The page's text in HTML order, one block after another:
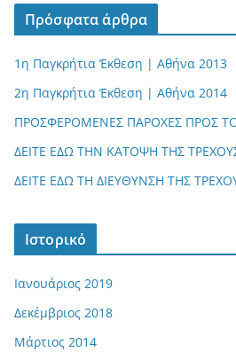
Πρόσφατα άρθρα
1η Παγκρήτια Έκθεση | Αθήνα 2013
2η Παγκρήτια Έκθεση | Αθήνα 2014
ΠΡΟΣΦΕΡΟΜΕΝΕΣ ΠΑΡΟΧΕΣ ΠΡΟΣ
ΔΕΙΤΕ ΕΔΩ ΤΗΝ ΚΑΤΟΨΗ ΤΗΣ
ΔΕΙΤΕ ΕΔΩ ΤΗ ΔΙΕΥΘΥΝΣΗ ΤΗΣ
Ιστορικό
Ιανουάριος 2019
Δεκέμβριος 2018
Μάρτιος 2014